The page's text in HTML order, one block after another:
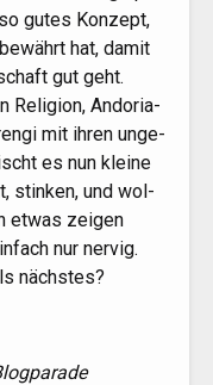
gutes Kon­zept,
hat, damit
gut geht.
Reli­gi­on, Ando­ria­
mit ihren unge­
es nun klei­ne
stin­ken, und wol­
etwas zei­gen
nur ner­vig.
nächstes?